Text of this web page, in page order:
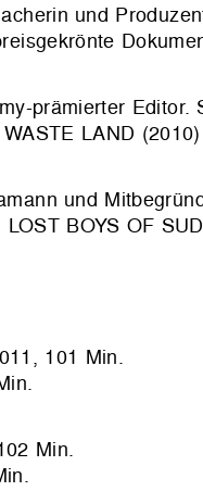
und
prämierter Editor.
LAND
und
BOYS OF
101 Min.
Min.